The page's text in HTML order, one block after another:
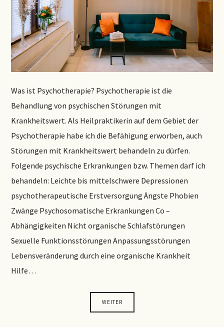
Was ist Psychotherapie? Psychotherapie ist die
Behandlung von psychischen Störungen mit
Krankheitswert. Als Heilpraktikerin auf dem Gebiet der
Psychotherapie habe ich die Befähigung erworben, auch
Störungen mit Krankheitswert behandeln zu dürfen.
Folgende psychische Erkrankungen bzw. Themen darf ich
behandeln: Leichte bis mittelschwere Depressionen
psychotherapeutische Erstversorgung Ängste Phobien
Zwänge Psychosomatische Erkrankungen Co –
Abhängigkeiten Nicht organische Schlafstörungen
Sexuelle Funktionsstörungen Anpassungsstörungen
Lebensveränderung durch eine organische Krankheit
Hilfe…
WEITER